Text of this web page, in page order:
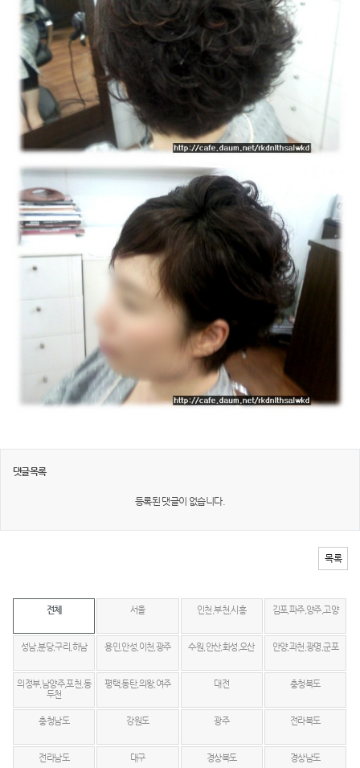
댓글목록
등록된 댓글이 없습니다.
목록
전체 서울 인천,부천,시흥 김포,파주,양주,고양
성남,분당,구리,하남 용인,안성,이천,광주 수원,안산,화성,오산 안양,과천,광명,군포
의정부,남양주,포천,동
두천
평택,동탄,의왕,여주 대전 충청북도
충청남도 강원도 광주 전라북도
전라남도 대구 경상북도 경상남도